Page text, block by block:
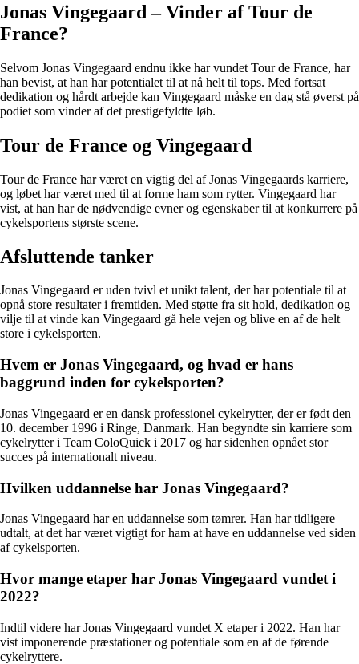
Jonas Vingegaard – Vinder af Tour de
France?
Selvom Jonas Vingegaard endnu ikke har vundet Tour de France, har
han bevist, at han har potentialet til at nå helt til tops. Med fortsat
dedikation og hårdt arbejde kan Vingegaard måske en dag stå øverst på
podiet som vinder af det prestigefyldte løb.
Tour de France og Vingegaard
Tour de France har været en vigtig del af Jonas Vingegaards karriere,
og løbet har været med til at forme ham som rytter. Vingegaard har
vist, at han har de nødvendige evner og egenskaber til at konkurrere på
cykelsportens største scene.
Afsluttende tanker
Jonas Vingegaard er uden tvivl et unikt talent, der har potentiale til at
opnå store resultater i fremtiden. Med støtte fra sit hold, dedikation og
vilje til at vinde kan Vingegaard gå hele vejen og blive en af de helt
store i cykelsporten.
Hvem er Jonas Vingegaard, og hvad er hans
baggrund inden for cykelsporten?
Jonas Vingegaard er en dansk professionel cykelrytter, der er født den
10. december 1996 i Ringe, Danmark. Han begyndte sin karriere som
cykelrytter i Team ColoQuick i 2017 og har sidenhen opnået stor
succes på internationalt niveau.
Hvilken uddannelse har Jonas Vingegaard?
Jonas Vingegaard har en uddannelse som tømrer. Han har tidligere
udtalt, at det har været vigtigt for ham at have en uddannelse ved siden
af cykelsporten.
Hvor mange etaper har Jonas Vingegaard vundet i
2022?
Indtil videre har Jonas Vingegaard vundet X etaper i 2022. Han har
vist imponerende præstationer og potentiale som en af de førende
cykelryttere.